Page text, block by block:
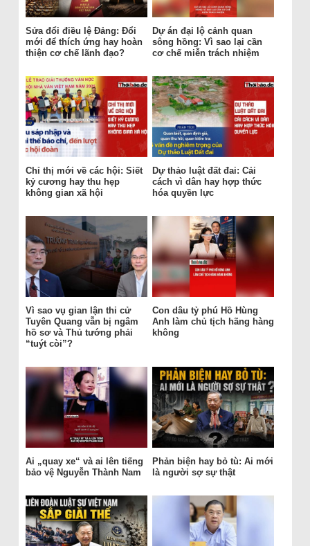
Sửa đổi điều lệ Đảng: Đổi
mới để thích ứng hay hoàn
thiện cơ chế lãnh đạo?
Dự án đại lộ cảnh quan
sông hồng: Vì sao lại cần
cơ chế miễn trách nhiệm
Chỉ thị mới về các hội: Siết
kỷ cương hay thu hẹp
không gian xã hội
Dự thảo luật đất đai: Cải
cách vì dân hay hợp thức
hóa quyền lực
Vì sao vụ gian lận thi cử
Tuyên Quang vẫn bị ngâm
hồ sơ và Thủ tướng phải
“tuýt còi”?
Con dâu tỷ phú Hồ Hùng
Anh làm chủ tịch hãng hàng
không
Ai „quay xe“ và ai lên tiếng
bảo vệ Nguyễn Thành Nam
Phản biện hay bỏ tù: Ai mới
là người sợ sự thật